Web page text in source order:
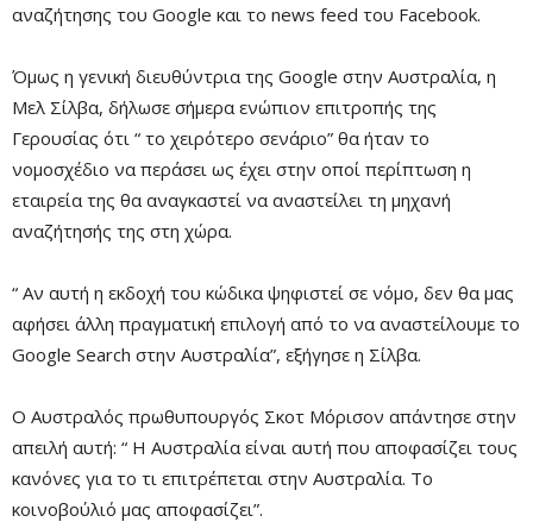
αναζήτησης του Google και το news feed του Facebook.
Όμως η γενική διευθύντρια της Google στην Αυστραλία, η
Μελ Σίλβα, δήλωσε σήμερα ενώπιον επιτροπής της
Γερουσίας ότι “ το χειρότερο σενάριο” θα ήταν το
νομοσχέδιο να περάσει ως έχει στην οποί περίπτωση η
εταιρεία της θα αναγκαστεί να αναστείλει τη μηχανή
αναζήτησής της στη χώρα.
“ Αν αυτή η εκδοχή του κώδικα ψηφιστεί σε νόμο, δεν θα μας
αφήσει άλλη πραγματική επιλογή από το να αναστείλουμε το
Google Search στην Αυστραλία”, εξήγησε η Σίλβα.
Ο Αυστραλός πρωθυπουργός Σκοτ Μόρισον απάντησε στην
απειλή αυτή: “ Η Αυστραλία είναι αυτή που αποφασίζει τους
κανόνες για το τι επιτρέπεται στην Αυστραλία. Το
κοινοβούλιό μας αποφασίζει”.